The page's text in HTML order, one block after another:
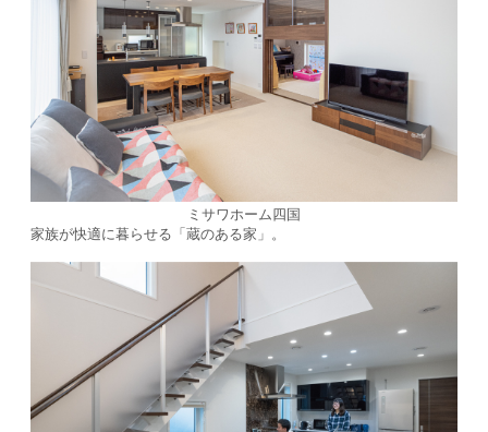
ミサワホーム四国
家族が快適に暮らせる「蔵のある家」。